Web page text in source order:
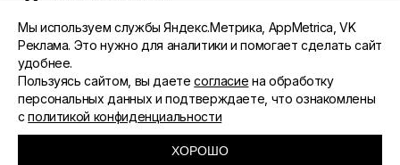
©️ 2015 - 2026 Интернет-журнал «Морс». Все права
защищены
ПОЛИТИКА ОБРАБОТКИ ПЕРСОНАЛЬНЫХ ДАННЫХ
СОГЛАСИЕ ПОЛЬЗОВАТЕЛЯ
Мы используем службы Яндекс.Метрика, AppMetrica, VK
Реклама. Это нужно для аналитики и помогает сделать сайт
удобнее.
Пользуясь сайтом, вы даетесогласие на обработку
персональных данных и подтверждаете, что ознакомлены
сполитикой конфиденциальности
ХОРОШО